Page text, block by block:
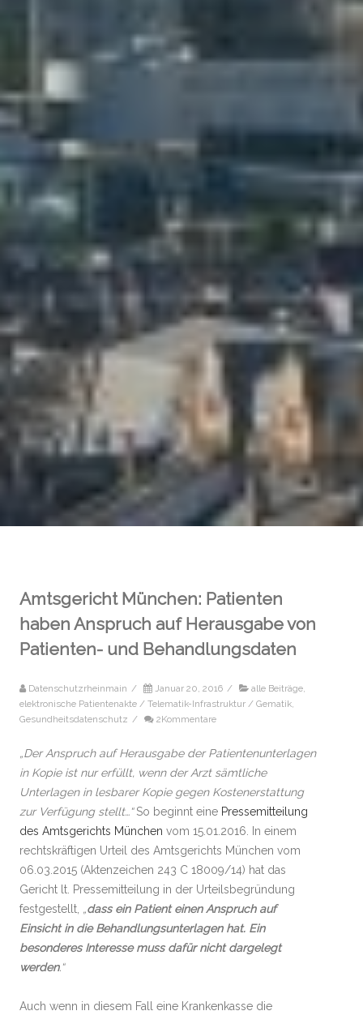
Amtsgericht München: Patienten
haben Anspruch auf Herausgabe von
Patienten- und Behandlungsdaten
Datenschutzrheinmain / Januar 20, 2016 / alle Beiträge,
elektronische Patientenakte / Telematik-Infrastruktur / Gematik,
Gesundheitsdatenschutz / 2Kommentare
„Der Anspruch auf Herausgabe der Patientenunterlagen
in Kopie ist nur erfüllt, wenn der Arzt sämtliche
Unterlagen in lesbarer Kopie gegen Kostenerstattung
zur Verfügung stellt…“So beginnt eine Pressemitteilung
des Amtsgerichts München vom 15.01.2016. In einem
rechtskräftigen Urteil des Amtsgerichts München vom
06.03.2015 (Aktenzeichen 243 C 18009/14) hat das
Gericht lt. Pressemitteilung in der Urteilsbegründung
festgestellt, „dass ein Patient einen Anspruch auf
Einsicht in die Behandlungsunterlagen hat. Ein
besonderes Interesse muss dafür nicht dargelegt
werden.“
Auch wenn in diesem Fall eine Krankenkasse die